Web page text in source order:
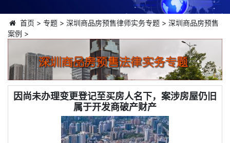
首页 > 专题> 深圳商品房预售律师实务专题> 深圳商品房预售
案例 >
因尚未办理变更登记至买房人名下，案涉房屋仍旧
属于开发商破产财产